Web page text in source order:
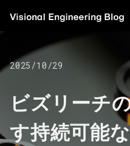
2025/10/29
ビズリーチ
す持続可能